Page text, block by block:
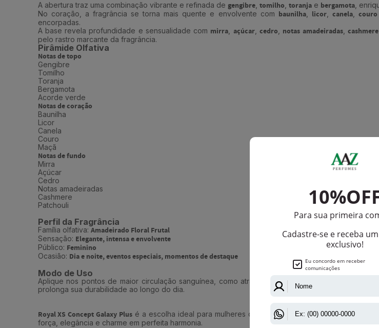
A abertura traz uma combinação vibrante e refinada de gengibre, tomilho, toranjae bergamota,
No coração, a fragrância se torna mais quente e envolvente com baunilha, licor,canela,couro
encorpadas.
A base revela profundidade e sensualidade com mirra, açúcar, cedro, notas amadeiradas, cashmere
pelo rastro marcante da fragrância.
Pirâmide Olfativa
Notas de topo
Gengibre
Tomilho
Toranja
Bergamota
Acorde verde
Notas de coração
Baunilha
Licor
Canela
Couro
Maçã
Notas de fundo
Mirra
Açúcar
Cedro
Notas amadeiradas
Cashmere
Patchouli
Perfil da Fragrância
Família olfativa: Amadeirado Floral Frutal
Sensação: Elegante, intensa e envolvente
Público: Feminino
Ocasião: Dia e noite, eventos especiais, momentos de destaque
Modo de Uso
Aplique nos pontos de maior circulação sanguínea, como atrás das orelhas, dobras dos
prolonga sua durabilidade ao longo do dia.
Royal XS Concept Galaxy Plus é a escolha ideal para mulheres que sabem quem são, conduzem
força, elegância e charme em perfeita harmonia.